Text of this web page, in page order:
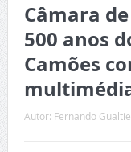
Câmara
500 anos
Camões
Autor: Fernando